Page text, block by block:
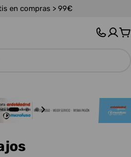
en compras > 99€